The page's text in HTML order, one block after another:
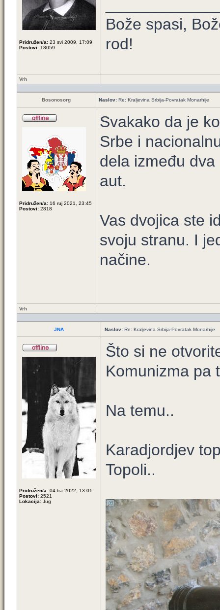
Pridružen/a: 23 svi 2009, 17:09
Postovi: 18059
Bože spasi,
rod!
Vrh
Bosonosorg Naslov: Re: Kraljevina Srbija-Povratak Monarhije
Pridružen/a: 16 ruj 2021, 23:45
Postovi: 2818
Svakako da je
Srbe i
dela između
aut.
Vas dvojica ste
svoju stranu. I
načine.
Vrh
JNA Naslov: Re: Kraljevina Srbija-Povratak Monarhije
Pridružen/a: 04 tra 2022, 13:01
Postovi: 2521
Lokacija: Jug
Što si ne
Komunizma pa
Na temu..
Karadjordjev
Topoli..